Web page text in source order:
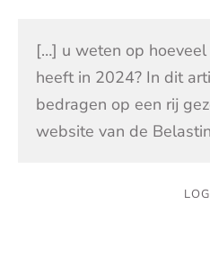
[…] u weten op
heeft in 2024? In dit
bedragen op een rij
website van de